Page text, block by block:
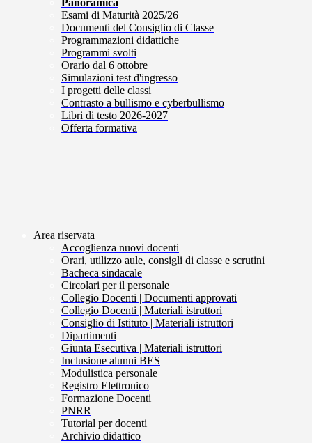
Panoramica
Esami di Maturità 2025/26
Documenti del Consiglio di Classe
Programmazioni didattiche
Programmi svolti
Orario dal 6 ottobre
Simulazioni test d'ingresso
I progetti delle classi
Contrasto a bullismo e cyberbullismo
Libri di testo 2026-2027
Offerta formativa
Area riservata
Accoglienza nuovi docenti
Orari, utilizzo aule, consigli di classe e scrutini
Bacheca sindacale
Circolari per il personale
Collegio Docenti | Documenti approvati
Collegio Docenti | Materiali istruttori
Consiglio di Istituto | Materiali istruttori
Dipartimenti
Giunta Esecutiva | Materiali istruttori
Inclusione alunni BES
Modulistica personale
Registro Elettronico
Formazione Docenti
PNRR
Tutorial per docenti
Archivio didattico